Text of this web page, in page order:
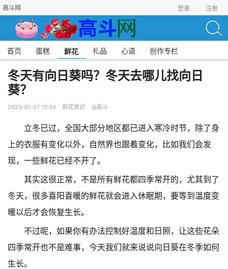
高斗网 登录 注册
首页 蛋糕 鲜花 礼品 心语 创作专栏
冬天有向日葵吗？冬天去哪儿找向日
葵？
2023-01-27 15:34 鲜花常识 @高斗
立冬已过，全国大部分地区都已进入寒冷时节，除了身
上的衣服有变化以外，自然界也跟着变化，比如我们会发
现，一些鲜花已经不开了。
其实这很正常，不是所有鲜花都四季常开的，尤其到了
冬天，很多喜阳喜暖的鲜花就会进入休眠期，要等到温度变
暖以后才会恢复生长。
不过呢，如果你有办法控制好温度和日照，让这些花朵
四季常开也不是难事，今天我们就来说说向日葵在冬季如何
生长。